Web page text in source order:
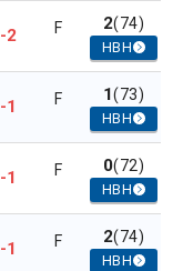
-2 F 2(74)
HBH
-1 F 1(73)
HBH
-1 F 0(72)
HBH
-1 F 2(74)
HBH